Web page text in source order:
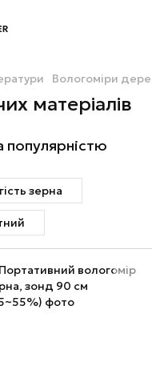
Вологоміри
матеріалів
популярністю
зерна